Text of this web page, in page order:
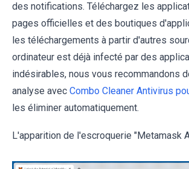
des notifications. Téléchargez les
pages officielles et des boutiques
les téléchargements à partir d'autres
ordinateur est déjà infecté par des
indésirables, nous vous recommandons
analyse avec Combo Cleaner Antivirus
les éliminer automatiquement.
L'apparition de l'escroquerie "Metamask